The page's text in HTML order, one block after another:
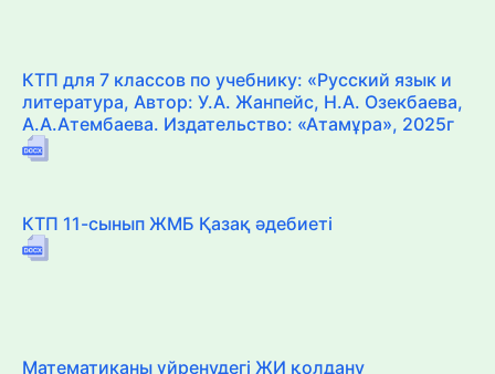
КТП для 7 классов по учебнику: «Русский язык и
литература, Автор: У.А. Жанпейс, Н.А. Озекбаева,
А.А.Атембаева. Издательство: «Атамұра», 2025г
КТП 11-сынып ЖМБ Қазақ әдебиеті
Математиканы үйренудегі ЖИ қолдану